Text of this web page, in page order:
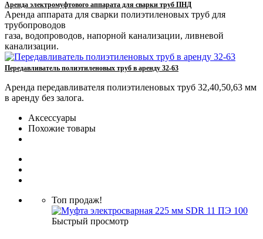
Аренда электромуфтового аппарата для сварки труб ПНД
Аренда аппарата для сварки полиэтиленовых труб для
трубопроводов
газа, водопроводов, напорной канализации, ливневой
канализации.
Передавливатель полиэтиленовых труб в аренду 32-63
Аренда передавливателя полиэтиленовых труб 32,40,50,63 мм
в аренду без залога.
Аксессуары
Похожие товары
Топ продаж!
Быстрый просмотр